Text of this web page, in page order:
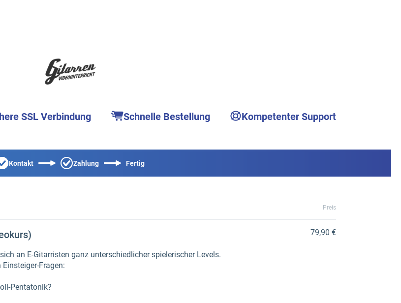
SSL Verbindung Schnelle Bestellung Kompetenter Support
Kontakt Zahlung Fertig
Preis
an E-Gitarristen ganz unterschiedlicher spielerischer Levels.
Fragen:
Pentatonik?
79,90 €